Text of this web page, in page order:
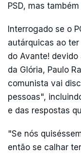
PSD, mas também
Interrogado se o
autárquicas ao
do Avante!
da Glória, Paulo
comunista vai
pessoas",
e das respostas
"Se nós
então se calhar